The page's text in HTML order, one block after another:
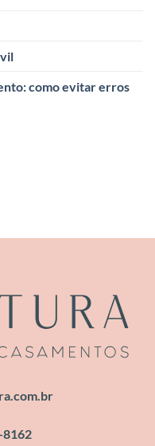
como evitar erros
8162